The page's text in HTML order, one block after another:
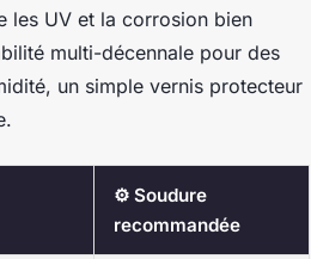
les UV et la corrosion bien
multi-décennale pour des
un simple vernis protecteur
⚙️ Soudure
recommandée